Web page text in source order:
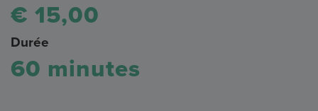
€ 15,00
Durée
60 minutes